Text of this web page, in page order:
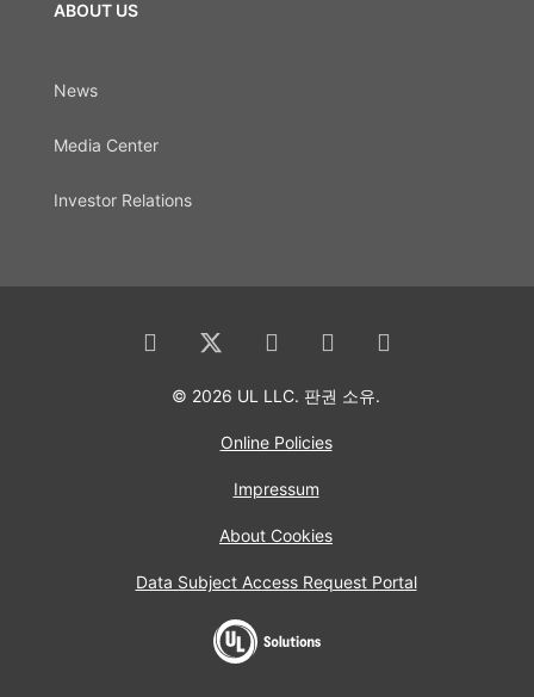
ABOUT US
News
Media Center
Investor Relations
© 2026 UL LLC. 판권 소유.
Online Policies
Impressum
About Cookies
Data Subject Access Request Portal